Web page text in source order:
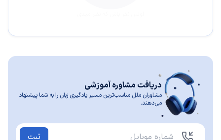
دریافت مشاوره آموزشی
مشاوران ملل مناسب‌ترین مسیر یادگیری زبان را به شما پیشنهاد
می‌دهند.
ثبت